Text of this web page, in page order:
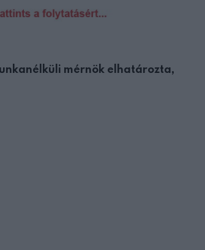
mérnök elhatározta,